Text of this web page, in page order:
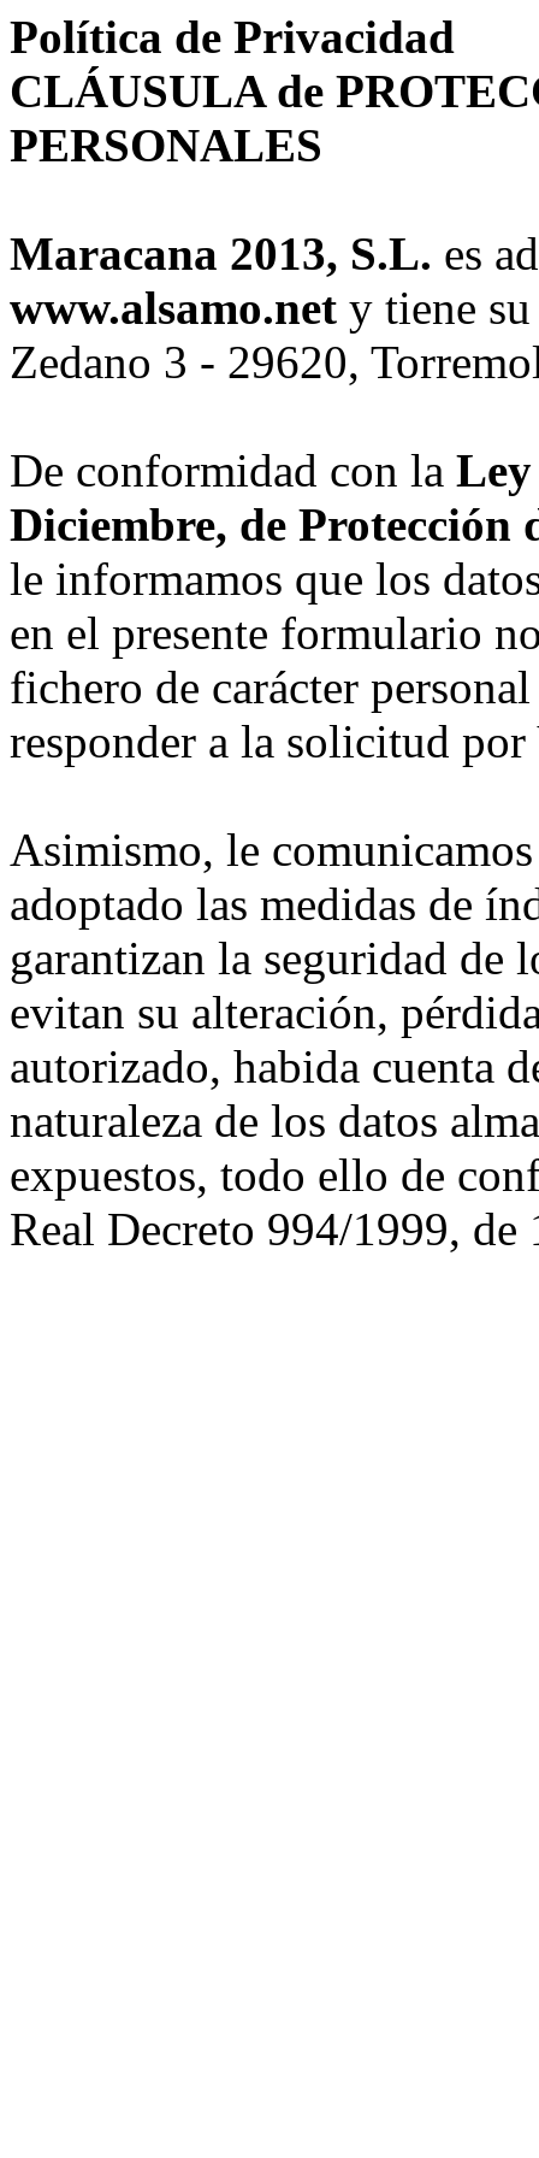
Política de Privacidad
CLÁUSULA de
PERSONALES
Maracana 2013, S.L. es
www.alsamo.net y tiene
Zedano 3 - 29620,
De conformidad con la Ley
Diciembre, de Protección
le informamos que los
en el presente formulario
fichero de carácter
responder a la solicitud
Asimismo, le
adoptado las medidas de
garantizan la seguridad de
evitan su alteración,
autorizado, habida cuenta
naturaleza de los datos
expuestos, todo ello de
Real Decreto 994/1999, de